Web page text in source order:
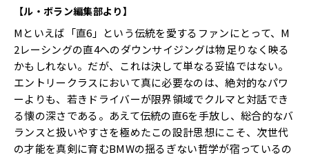
【ル・ボラン編集部より】
Mといえば「直6」という伝統を愛するファンにとって、M
2レーシングの直4へのダウンサイジングは物足りなく映る
かもしれない。だが、これは決して単なる妥協ではない。
エントリークラスにおいて真に必要なのは、絶対的なパワ
ーよりも、若きドライバーが限界領域でクルマと対話でき
る懐の深さである。あえて伝統の直6を手放し、総合的なバ
ランスと扱いやすさを極めたこの設計思想にこそ、次世代
の才能を真剣に育むBMWの揺るぎない哲学が宿っているの